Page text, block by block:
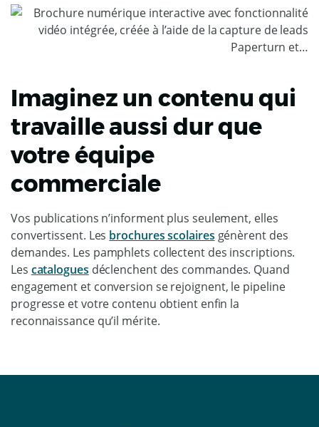
Imaginez un contenu qui
travaille aussi dur que
votre équipe
commerciale
Vos publications n’informent plus seulement, elles
convertissent. Les brochures scolaires génèrent des
demandes. Les pamphlets collectent des inscriptions.
Les catalogues déclenchent des commandes. Quand
engagement et conversion se rejoignent, le pipeline
progresse et votre contenu obtient enfin la
reconnaissance qu’il mérite.